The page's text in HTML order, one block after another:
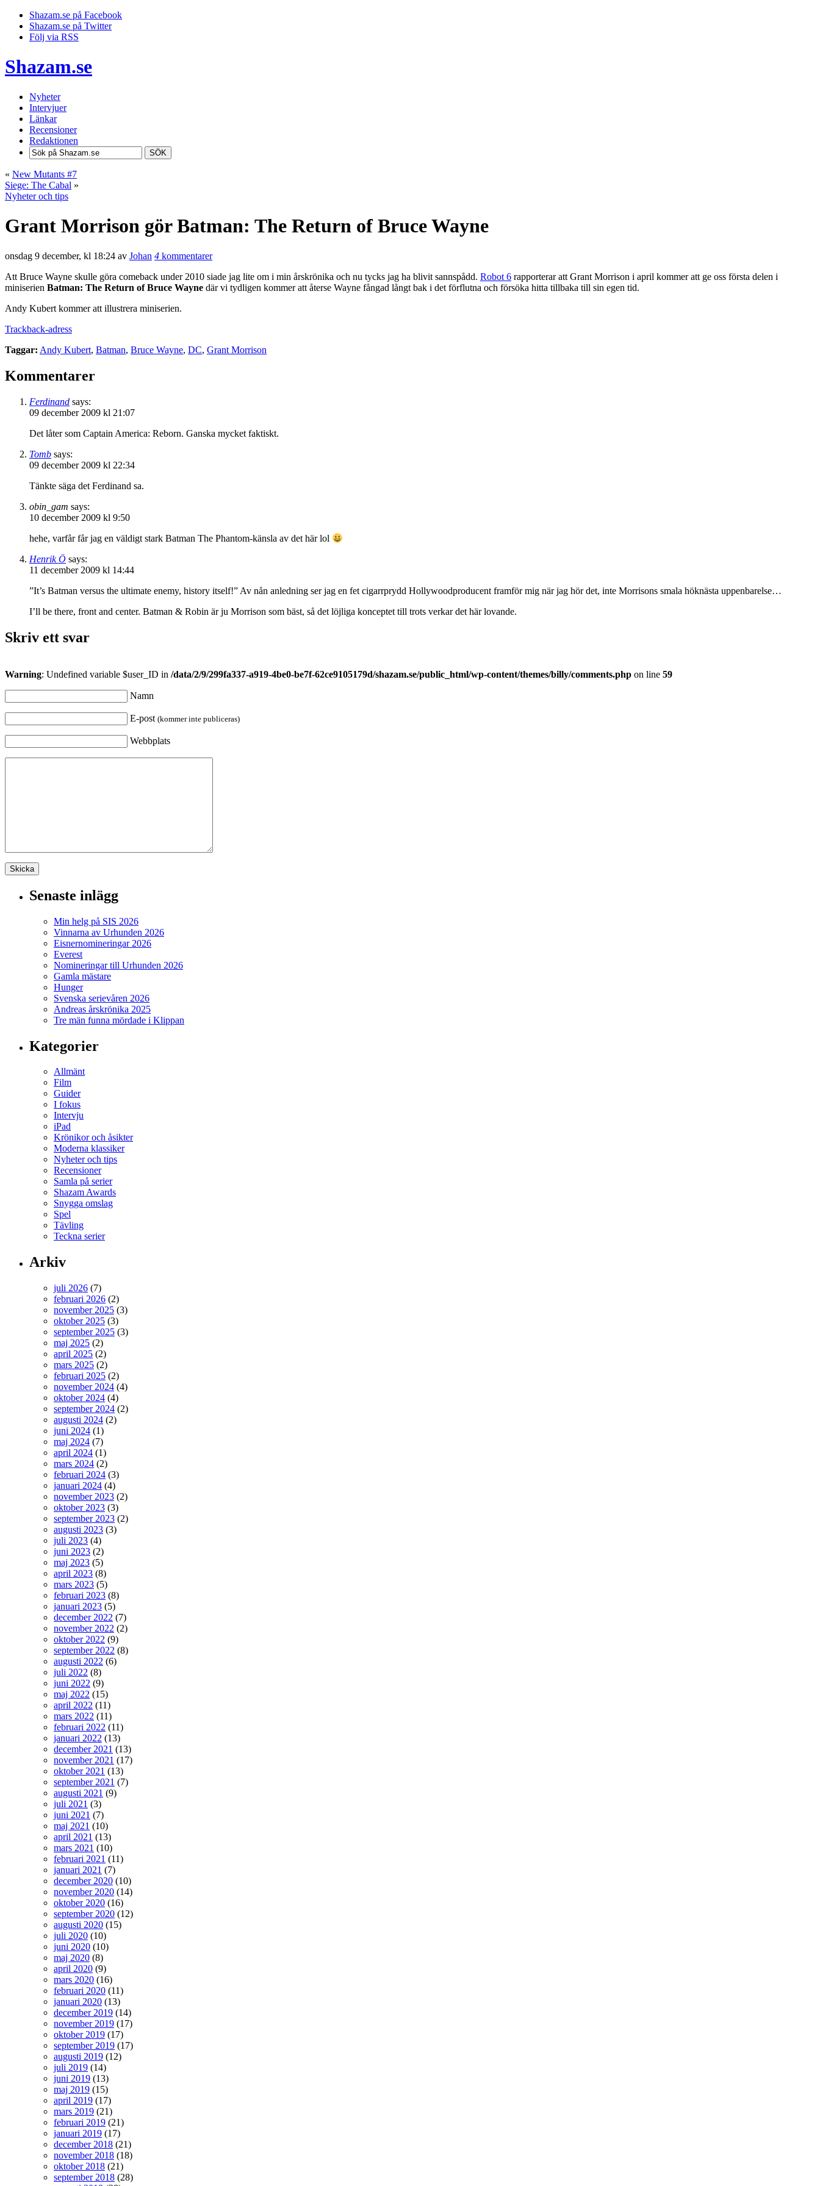
Shazam.se på Facebook
Shazam.se på Twitter
Följ via RSS
Shazam.se
Nyheter
Intervjuer
Länkar
Recensioner
Redaktionen
SÖK
« New Mutants #7
Siege: The Cabal »
Nyheter och tips
Grant Morrison gör Batman: The Return of Bruce Wayne
onsdag 9 december, kl 18:24 av Johan 4 kommentarer
Att Bruce Wayne skulle göra comeback under 2010 siade jag lite om i min årskrönika och nu tycks jag ha blivit sannspådd. Robot 6 rapporterar att Grant Morrison i april kommer att ge oss första delen i
miniserien Batman: The Return of Bruce Wayne där vi tydligen kommer att återse Wayne fångad långt bak i det förflutna och försöka hitta tillbaka till sin egen tid.
Andy Kubert kommer att illustrera miniserien.
Trackback-adress
Taggar: Andy Kubert, Batman, Bruce Wayne, DC, Grant Morrison
Kommentarer
Ferdinand says:
09 december 2009 kl 21:07
Det låter som Captain America: Reborn. Ganska mycket faktiskt.
Tomb says:
09 december 2009 kl 22:34
Tänkte säga det Ferdinand sa.
obin_gam says:
10 december 2009 kl 9:50
hehe, varfår får jag en väldigt stark Batman The Phantom-känsla av det här lol
Henrik Ö says:
11 december 2009 kl 14:44
”It’s Batman versus the ultimate enemy, history itself!” Av nån anledning ser jag en fet cigarrprydd Hollywoodproducent framför mig när jag hör det, inte Morrisons smala höknästa uppenbarelse…
I’ll be there, front and center. Batman & Robin är ju Morrison som bäst, så det löjliga konceptet till trots verkar det här lovande.
Skriv ett svar
Warning: Undefined variable $user_ID in /data/2/9/299fa337-a919-4be0-be7f-62ce9105179d/shazam.se/public_html/wp-content/themes/billy/comments.php on line 59
Namn
E-post (kommer inte publiceras)
Webbplats
Senaste inlägg
Min helg på SIS 2026
Vinnarna av Urhunden 2026
Eisnernomineringar 2026
Everest
Nomineringar till Urhunden 2026
Gamla mästare
Hunger
Svenska serievåren 2026
Andreas årskrönika 2025
Tre män funna mördade i Klippan
Kategorier
Allmänt
Film
Guider
I fokus
Intervju
iPad
Krönikor och åsikter
Moderna klassiker
Nyheter och tips
Recensioner
Samla på serier
Shazam Awards
Snygga omslag
Spel
Tävling
Teckna serier
Arkiv
juli 2026 (7)
februari 2026 (2)
november 2025 (3)
oktober 2025 (3)
september 2025 (3)
maj 2025 (2)
april 2025 (2)
mars 2025 (2)
februari 2025 (2)
november 2024 (4)
oktober 2024 (4)
september 2024 (2)
augusti 2024 (2)
juni 2024 (1)
maj 2024 (7)
april 2024 (1)
mars 2024 (2)
februari 2024 (3)
januari 2024 (4)
november 2023 (2)
oktober 2023 (3)
september 2023 (2)
augusti 2023 (3)
juli 2023 (4)
juni 2023 (2)
maj 2023 (5)
april 2023 (8)
mars 2023 (5)
februari 2023 (8)
januari 2023 (5)
december 2022 (7)
november 2022 (2)
oktober 2022 (9)
september 2022 (8)
augusti 2022 (6)
juli 2022 (8)
juni 2022 (9)
maj 2022 (15)
april 2022 (11)
mars 2022 (11)
februari 2022 (11)
januari 2022 (13)
december 2021 (13)
november 2021 (17)
oktober 2021 (13)
september 2021 (7)
augusti 2021 (9)
juli 2021 (3)
juni 2021 (7)
maj 2021 (10)
april 2021 (13)
mars 2021 (10)
februari 2021 (11)
januari 2021 (7)
december 2020 (10)
november 2020 (14)
oktober 2020 (16)
september 2020 (12)
augusti 2020 (15)
juli 2020 (10)
juni 2020 (10)
maj 2020 (8)
april 2020 (9)
mars 2020 (16)
februari 2020 (11)
januari 2020 (13)
december 2019 (14)
november 2019 (17)
oktober 2019 (17)
september 2019 (17)
augusti 2019 (12)
juli 2019 (14)
juni 2019 (13)
maj 2019 (15)
april 2019 (17)
mars 2019 (21)
februari 2019 (21)
januari 2019 (17)
december 2018 (21)
november 2018 (18)
oktober 2018 (21)
september 2018 (28)